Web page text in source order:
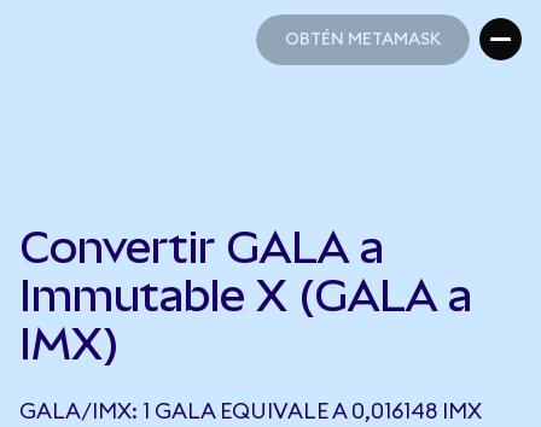
OBTÉN METAMASK
Convertir GALA a
Immutable X (GALA a
IMX)
GALA/IMX: 1 GALA EQUIVALE A 0,016148 IMX